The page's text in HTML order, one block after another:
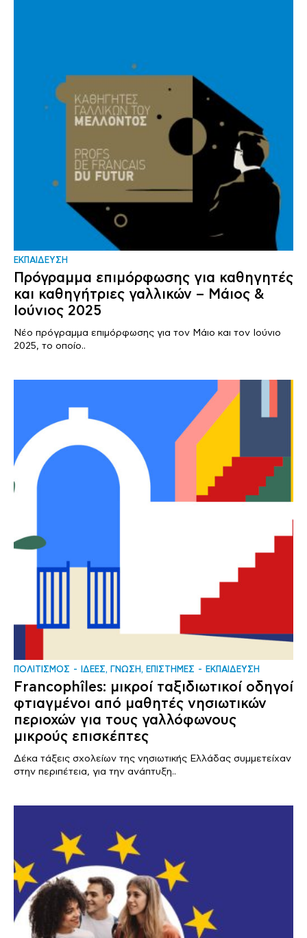
ΕΚΠΑΙΔΕΥΣΗ
Πρόγραμμα επιμόρφωσης για καθηγητές
και καθηγήτριες γαλλικών – Μάιος &
Ιούνιος 2025
Νέο πρόγραμμα επιμόρφωσης για τον Μάιο και τον Ιούνιο
2025, το οποίο..
ΠΟΛΙΤΙΣΜΟΣ ΙΔΕΕΣ, ΓΝΩΣΗ, ΕΠΙΣΤΗΜΕΣ ΕΚΠΑΙΔΕΥΣΗ
Francophîles: μικροί ταξιδιωτικοί οδηγοί
φτιαγμένοι από μαθητές νησιωτικών
περιοχών για τους γαλλόφωνους
μικρούς επισκέπτες
Δέκα τάξεις σχολείων της νησιωτικής Ελλάδας συμμετείχαν
στην περιπέτεια, για την ανάπτυξη..